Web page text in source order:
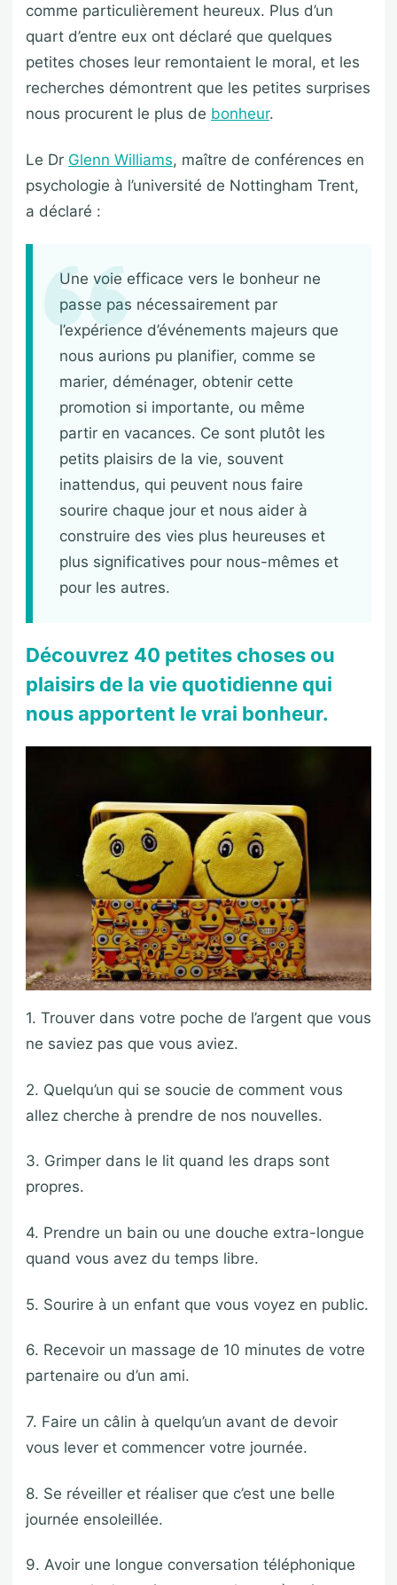
comme particulièrement heureux. Plus d’un
quart d’entre eux ont déclaré que quelques
petites choses leur remontaient le moral, et les
recherches démontrent que les petites surprises
nous procurent le plus de bonheur.
Le Dr Glenn Williams, maître de conférences en
psychologie à l’université de Nottingham Trent,
a déclaré :
Une voie efficace vers le bonheur ne
passe pas nécessairement par
l’expérience d’événements majeurs que
nous aurions pu planifier, comme se
marier, déménager, obtenir cette
promotion si importante, ou même
partir en vacances. Ce sont plutôt les
petits plaisirs de la vie, souvent
inattendus, qui peuvent nous faire
sourire chaque jour et nous aider à
construire des vies plus heureuses et
plus significatives pour nous-mêmes et
pour les autres.
Découvrez 40 petites choses ou
plaisirs de la vie quotidienne qui
nous apportent le vrai bonheur.
1. Trouver dans votre poche de l’argent que vous
ne saviez pas que vous aviez.
2. Quelqu’un qui se soucie de comment vous
allez cherche à prendre de nos nouvelles.
3. Grimper dans le lit quand les draps sont
propres.
4. Prendre un bain ou une douche extra-longue
quand vous avez du temps libre.
5. Sourire à un enfant que vous voyez en public.
6. Recevoir un massage de 10 minutes de votre
partenaire ou d’un ami.
7. Faire un câlin à quelqu’un avant de devoir
vous lever et commencer votre journée.
8. Se réveiller et réaliser que c’est une belle
journée ensoleillée.
9. Avoir une longue conversation téléphonique